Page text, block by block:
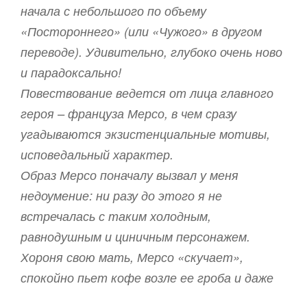
начала с небольшого по объему
«Постороннего» (или «Чужого» в другом
переводе). Удивительно, глубоко очень ново
и парадоксально!
Повествование ведется от лица главного
героя – француза Мерсо, в чем сразу
угадываются экзистенциальные мотивы,
исповедальный характер.
Образ Мерсо поначалу вызвал у меня
недоумение: ни разу до этого я не
встречалась с таким холодным,
равнодушным и циничным персонажем.
Хороня свою мать, Мерсо «скучает»,
спокойно пьет кофе возле ее гроба и даже